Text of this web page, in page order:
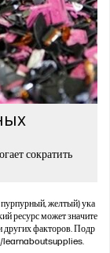
сократить
пурпурный, желтый) ука
ресурс может значите
других факторов. Подр
learnaboutsupplies.